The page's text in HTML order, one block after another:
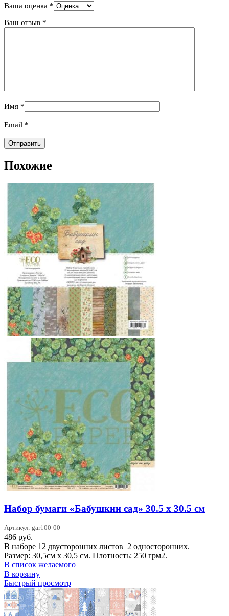
Ваша оценка *
Ваш отзыв *
Имя *
Email *
Похожие
Набор бумаги «Бабушкин сад» 30.5 x 30.5 см
Артикул: gar100-00
486 руб.
В наборе 12 двусторонних листов 2 односторонних.
Размер: 30,5см х 30,5 см. Плотность: 250 грм2.
В список желаемого
В корзину
Быстрый просмотр